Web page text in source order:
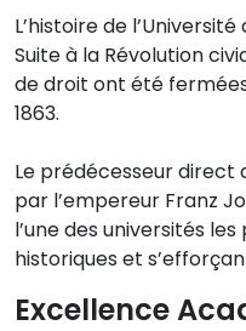
L’histoire de
Suite à la Révolution
de droit ont été
1863.
Le prédécesseur direct
par l’empereur Franz
l’une des universités
historiques et
Excellence